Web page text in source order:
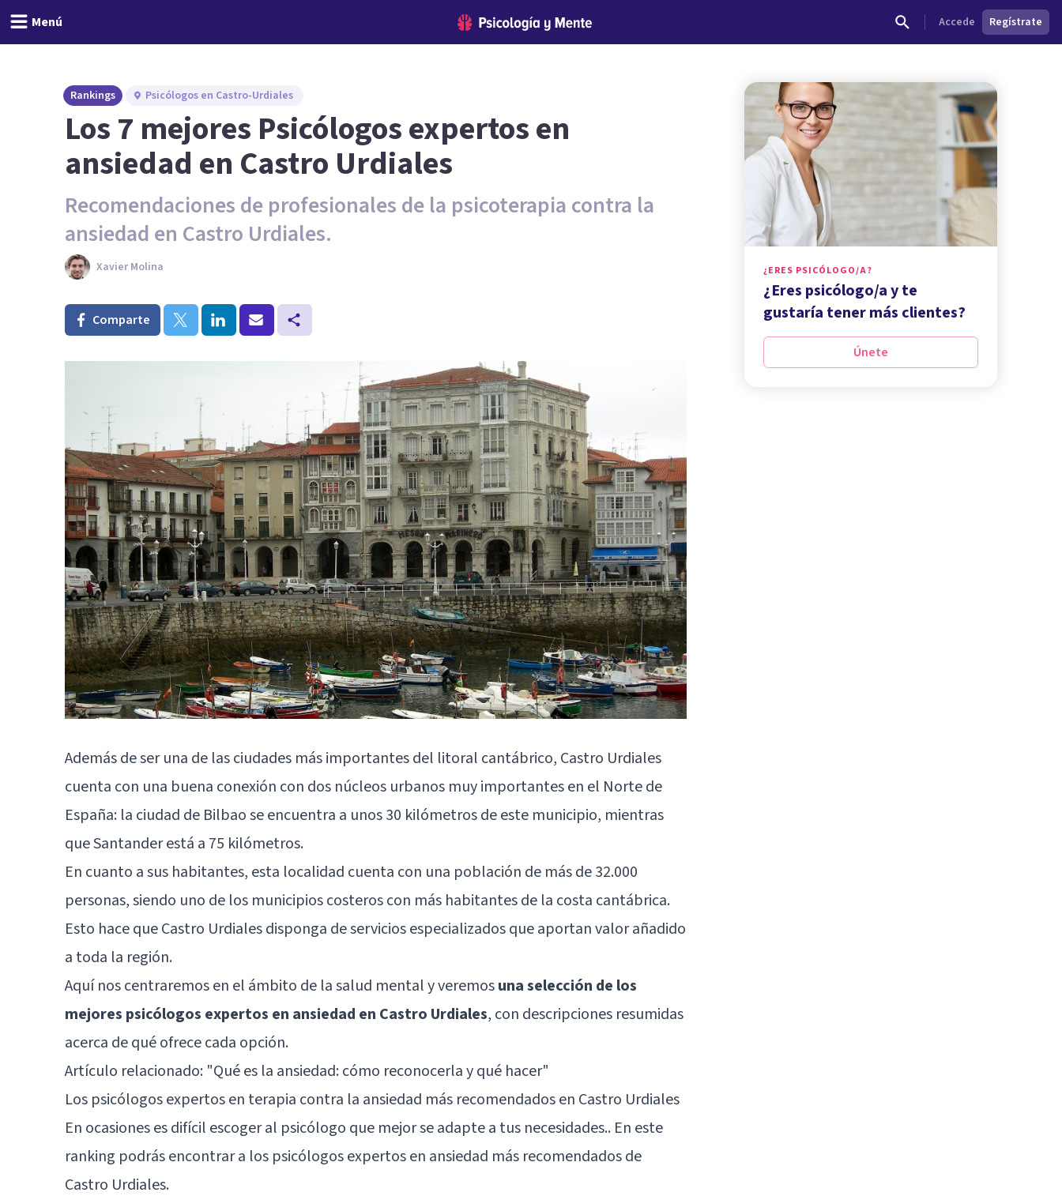
Menú Accede Regístrate
Rankings Psicólogos en Castro-Urdiales
Los 7 mejores Psicólogos expertos en
ansiedad en Castro Urdiales
Recomendaciones de profesionales de la psicoterapia contra la
ansiedad en Castro Urdiales.
Xavier Molina
Comparte
Además de ser una de las ciudades más importantes del litoral cantábrico, Castro Urdiales
cuenta con una buena conexión con dos núcleos urbanos muy importantes en el Norte de
España: la ciudad de Bilbao se encuentra a unos 30 kilómetros de este municipio, mientras
que Santander está a 75 kilómetros.
En cuanto a sus habitantes, esta localidad cuenta con una población de más de 32.000
personas, siendo uno de los municipios costeros con más habitantes de la costa cantábrica.
Esto hace que Castro Urdiales disponga de servicios especializados que aportan valor añadido
a toda la región.
Aquí nos centraremos en el ámbito de la salud mental y veremosuna selección de los
mejores psicólogos expertos en ansiedad en Castro Urdiales, con descripciones resumidas
acerca de qué ofrece cada opción.
Artículo relacionado: "Qué es la ansiedad: cómo reconocerla y qué hacer"
Los psicólogos expertos en terapia contra la ansiedad más recomendados en Castro Urdiales
En ocasiones es difícil escoger al psicólogo que mejor se adapte a tus necesidades.. En este
ranking podrás encontrar a los psicólogos expertos en ansiedad más recomendados de
Castro Urdiales.
¿ERES PSICÓLOGO/A?
¿Eres psicólogo/a y te
gustaría tener más clientes?
Únete